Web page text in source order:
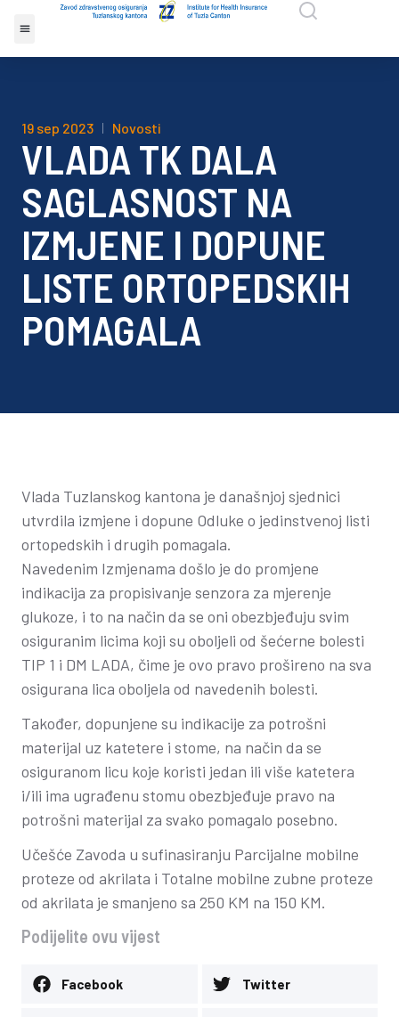
19 sep 2023 Novosti
VLADA TK DALA
SAGLASNOST NA
IZMJENE I DOPUNE
LISTE ORTOPEDSKIH
POMAGALA
Vlada Tuzlanskog kantona je današnjoj sjednici
utvrdila izmjene i dopune Odluke o jedinstvenoj listi
ortopedskih i drugih pomagala.
Navedenim Izmjenama došlo je do promjene
indikacija za propisivanje senzora za mjerenje
glukoze, i to na način da se oni obezbjeđuju svim
osiguranim licima koji su oboljeli od šećerne bolesti
TIP 1 i DM LADA, čime je ovo pravo prošireno na sva
osigurana lica oboljela od navedenih bolesti.
Također, dopunjene su indikacije za potrošni
materijal uz katetere i stome, na način da se
osiguranom licu koje koristi jedan ili više katetera
i/ili ima ugrađenu stomu obezbjeđuje pravo na
potrošni materijal za svako pomagalo posebno.
Učešće Zavoda u sufinasiranju Parcijalne mobilne
proteze od akrilata i Totalne mobilne zubne proteze
od akrilata je smanjeno sa 250 KM na 150 KM.
Podijelite ovu vijest
Facebook Twitter